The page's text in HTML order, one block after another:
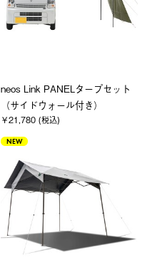
neos Link PANELタープセット
（サイドウォール付き）
￥21,780 (税込)
NEW